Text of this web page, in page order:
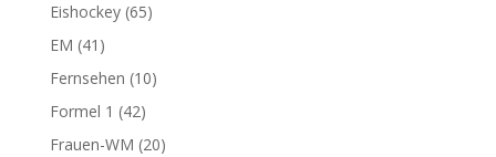
Eishockey(65)
EM (41)
Fernsehen (10)
Formel 1 (42)
Frauen-WM (20)